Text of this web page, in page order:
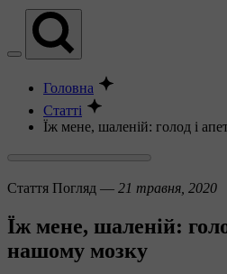
Головна
Статті
Їж мене, шаленій: голод і
Стаття Погляд — 21 травня, 2020
Їж мене, шаленій:
нашому мозку